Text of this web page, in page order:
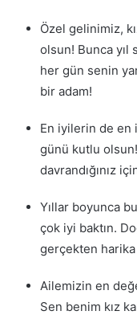
Özel gelinimiz,
olsun! Bunca
her gün senin
bir adam!
En iyilerin de en
günü kutlu
davrandığınız
Yıllar boyunca
çok iyi baktın.
gerçekten
Ailemizin en
Sen benim kız